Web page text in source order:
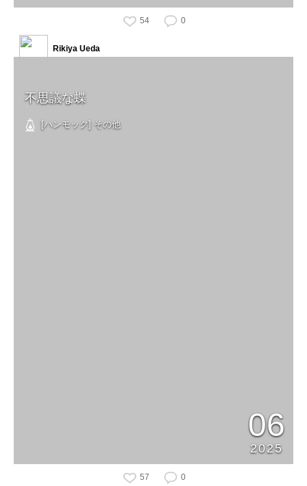
54 0
不思議な蝶
[ハンモック] その他
06
2025
Rikiya Ueda
57 0